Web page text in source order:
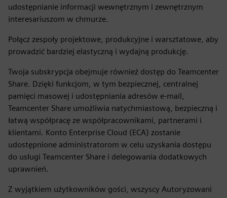
udostępnianie informacji wewnętrznym i zewnętrznym
interesariuszom w chmurze.
Połącz zespoły projektowe, produkcyjne i warsztatowe, aby
prowadzić bardziej elastyczną i wydajną produkcję.
Twoja subskrypcja obejmuje również dostęp do Teamcenter
Share. Dzięki funkcjom, w tym bezpiecznej, centralnej
pamięci masowej i udostępniania adresów e-mail,
Teamcenter Share umożliwia natychmiastową, bezpieczną i
łatwą współpracę ze współpracownikami, partnerami i
klientami. Konto Enterprise Cloud (ECA) zostanie
udostępnione administratorom w celu uzyskania dostępu
do usługi Teamcenter Share i delegowania dodatkowych
uprawnień.
Z wyjątkiem użytkowników gości, wszyscy Autoryzowani